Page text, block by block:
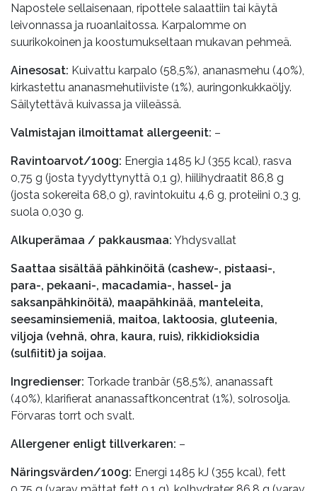
Napostele sellaisenaan, ripottele salaattiin tai käytä
leivonnassa ja ruoanlaitossa. Karpalomme on
suurikokoinen ja koostumukseltaan mukavan pehmeä.
Ainesosat: Kuivattu karpalo (58,5%), ananasmehu (40%),
kirkastettu ananasmehutiiviste (1%), auringonkukkaöljy.
Säilytettävä kuivassa ja viileässä.
Valmistajan ilmoittamat allergeenit: –
Ravintoarvot/100g: Energia 1485 kJ (355 kcal), rasva
0,75 g (josta tyydyttynyttä 0,1 g), hiilihydraatit 86,8 g
(josta sokereita 68,0 g), ravintokuitu 4,6 g, proteiini 0,3 g,
suola 0,030 g.
Alkuperämaa / pakkausmaa: Yhdysvallat
Saattaa sisältää pähkinöitä (cashew-, pistaasi-,
para-, pekaani-, macadamia-, hassel- ja
saksanpähkinöitä), maapähkinää, manteleita,
seesaminsiemeniä, maitoa, laktoosia, gluteenia,
viljoja (vehnä, ohra, kaura, ruis), rikkidioksidia
(sulfiitit) ja soijaa.
Ingredienser: Torkade tranbär (58,5%), ananassaft
(40%), klarifierat ananassaftkoncentrat (1%), solrosolja.
Förvaras torrt och svalt.
Allergener enligt tillverkaren: –
Näringsvärden/100g: Energi 1485 kJ (355 kcal), fett